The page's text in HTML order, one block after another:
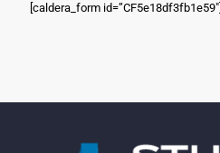
[caldera_form id=”CF5e18df3fb1e59″]